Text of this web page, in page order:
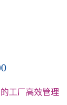
工厂高效管理